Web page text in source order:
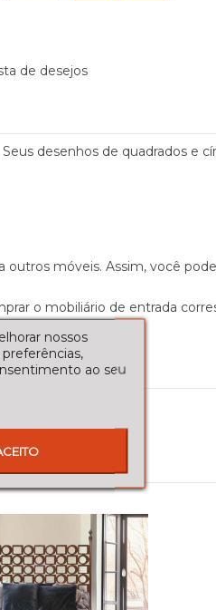
de desejos
desenhos de quadrados e
móveis. Assim, você
o mobiliário de entrada
nossos
ao seu